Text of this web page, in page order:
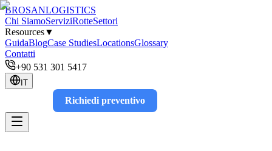
BROSANLOGISTICS
Chi SiamoServiziRotteSettori
Resources▼
GuidaBlogCase StudiesLocationsGlossary
Contatti
+90 531 301 5417
IT
Richiedi preventivo